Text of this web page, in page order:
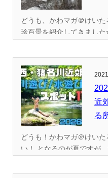
どうも、かわマガ＠けい
珍百景を紹介してきました
近
る
どうも！かわマガ＠けい
い！ となるのが夏ですが